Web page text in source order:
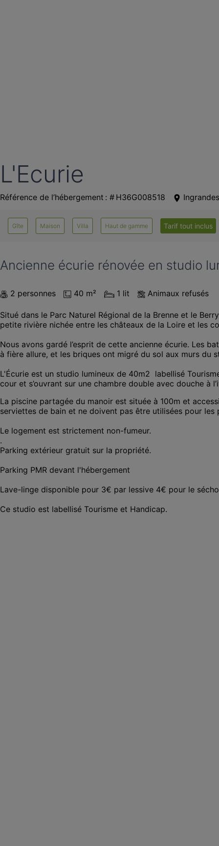
L'Ecurie
Référence de l’hébergement : # H36G008518 Ingrandes
Gîte Maison Villa Haut de gamme Tarif tout inclus
Ancienne écurie rénovée en studio
2 personnes 40 m² 1 lit Animaux refusés
Situé dans le Parc Naturel Régional de la Brenne et le
petite rivière nichée entre les châteaux de la Loire et les
Nous avons gardé l’esprit de cette ancienne écurie. Les
à fière allure, et les briques ont migré du sol aux murs du
L'Écurie est un studio lumineux de 40m2  labellisé
cour et s’ouvrant sur une chambre double avec douche
La piscine partagée du manoir est située à 100m et
serviettes de bain et ne doivent pas être utilisées pour
Le logement est strictement non-fumeur.
.
Parking extérieur gratuit sur la propriété.
Parking PMR devant l'hébergement
Lave-linge disponible pour 3€ par lessive 4€ pour le
Ce studio est labellisé Tourisme et Handicap.